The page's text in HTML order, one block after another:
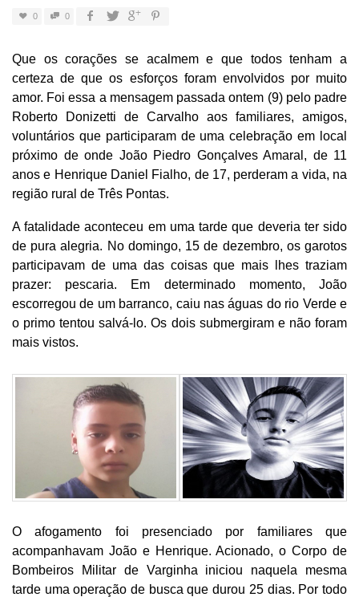
0 0
Que os corações se acalmem e que todos tenham a
certeza de que os esforços foram envolvidos por muito
amor. Foi essa a mensagem passada ontem (9) pelo padre
Roberto Donizetti de Carvalho aos familiares, amigos,
voluntários que participaram de uma celebração em local
próximo de onde João Piedro Gonçalves Amaral, de 11
anos e Henrique Daniel Fialho, de 17, perderam a vida, na
região rural de Três Pontas.
A fatalidade aconteceu em uma tarde que deveria ter sido
de pura alegria. No domingo, 15 de dezembro, os garotos
participavam de uma das coisas que mais lhes traziam
prazer: pescaria. Em determinado momento, João
escorregou de um barranco, caiu nas águas do rio Verde e
o primo tentou salvá-lo. Os dois submergiram e não foram
mais vistos.
O afogamento foi presenciado por familiares que
acompanhavam João e Henrique. Acionado, o Corpo de
Bombeiros Militar de Varginha iniciou naquela mesma
tarde uma operação de busca que durou 25 dias. Por todo